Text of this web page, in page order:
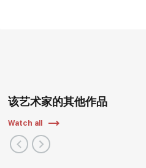
该艺术家的其他作品
Watch all